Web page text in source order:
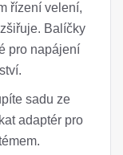
řízení velení,
Balíčky
pro napájení
sadu ze
adaptér pro